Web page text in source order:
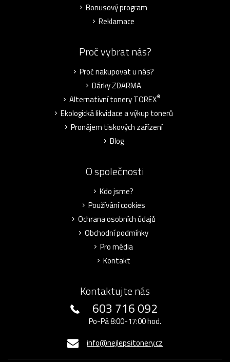
Bonusový program
Reklamace
Proč vybrat nás?
Proč nakupovat u nás?
Dárky ZDARMA
Alternativní tonery TOREX®
Ekologická likvidace a výkup tonerů
Pronájem tiskových zařízení
Blog
O společnosti
Kdo jsme?
Používání cookies
Ochrana osobních údajů
Obchodní podmínky
Pro média
Kontakt
Kontaktujte nás
603 716 092
Po-Pá 8:00-17:00 hod.
info@nejlepsitonery.cz